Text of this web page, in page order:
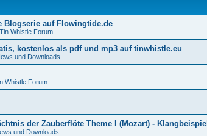
Blogserie auf Flowingtide.de
Whistle Forum
kostenlos als pdf und mp3 auf tinwhistle.eu
und Downloads
Whistle Forum
der Zauberflöte Theme I (Mozart) - Klangbeispiel
und Downloads